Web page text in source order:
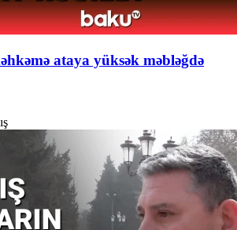
ataya yüksək məbləğdə